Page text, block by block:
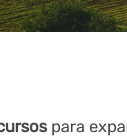
para